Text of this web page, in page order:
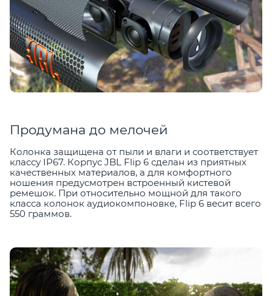
Продумана до мелочей
Колонка защищена от пыли и влаги и соответствует
классу IP67. Корпус JBL Flip 6 сделан из приятных
качественных материалов, а для комфортного
ношения предусмотрен встроенный кистевой
ремешок. При относительно мощной для такого
класса колонок аудиокомпоновке, Flip 6 весит всего
550 граммов.